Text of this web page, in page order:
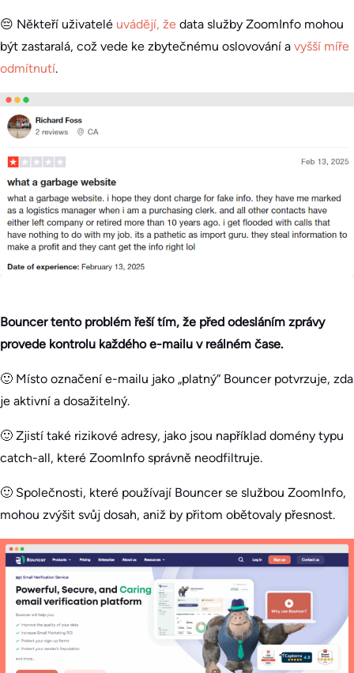
😔 Někteří uživatelé uvádějí, že data služby ZoomInfo mohou
být zastaralá, což vede ke zbytečnému oslovování a vyšší míře
odmítnutí.
Bouncer tento problém řeší tím, že před odesláním zprávy
provede kontrolu každého e-mailu v reálném čase.
🙂 Místo označení e-mailu jako „platný“ Bouncer potvrzuje, zda
je aktivní a dosažitelný.
🙂 Zjistí také rizikové adresy, jako jsou například domény typu
catch-all, které ZoomInfo správně neodfiltruje.
🙂 Společnosti, které používají Bouncer se službou ZoomInfo,
mohou zvýšit svůj dosah, aniž by přitom obětovaly přesnost.